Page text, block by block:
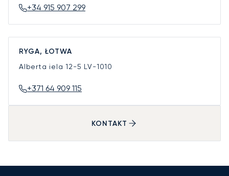
+34 915 907 299
RYGA, ŁOTWA
Alberta iela 12-5 LV-1010
+371 64 909 115
KONTAKT